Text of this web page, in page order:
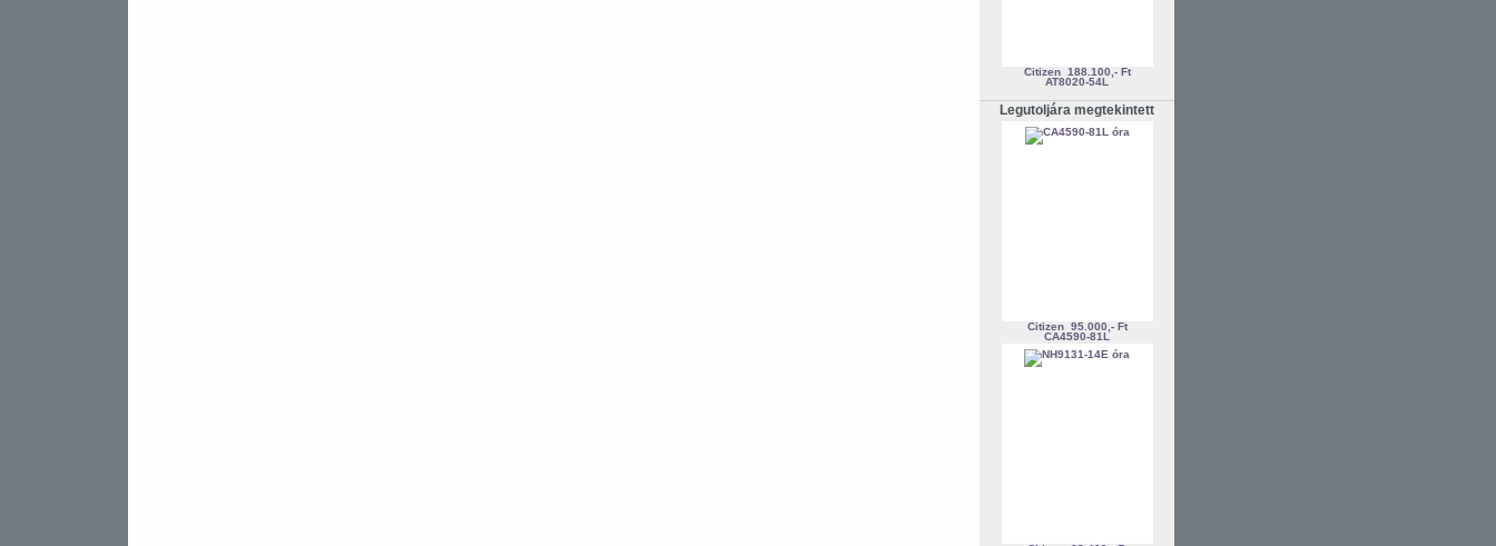
Citizen 188.100,- Ft
AT8020-54L
Legutoljára megtekintett
Citizen 95.000,- Ft
CA4590-81L